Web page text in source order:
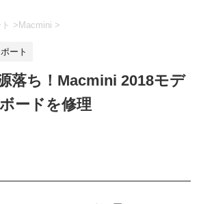
> Macmini >
ート
落ち！Macmini 2018モデ
ードを修理